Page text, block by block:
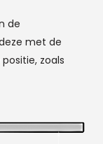
de
met de
zoals